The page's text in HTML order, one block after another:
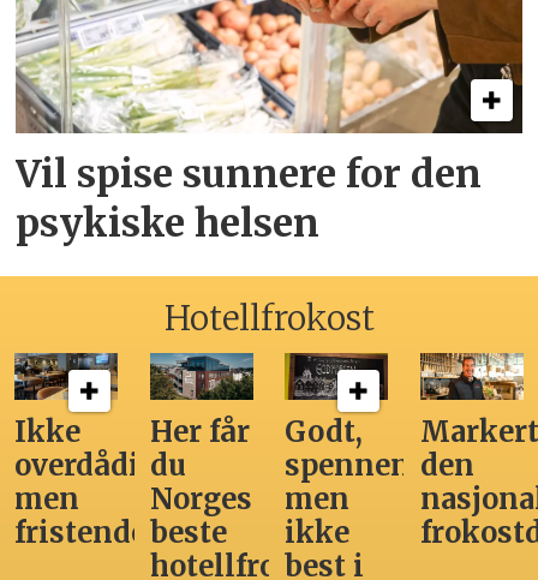
Vil spise sunnere for den
psykiske helsen
Hotellfrokost
Ikke
overdådig,
men
fristende
Her får
du
Norges
beste
hotellfrokost
Godt,
spennende,
men
ikke
best i
den